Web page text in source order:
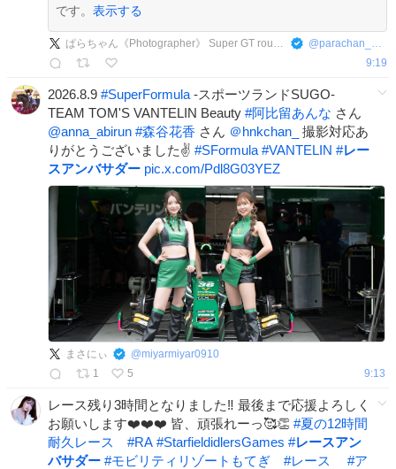
です。 表示する
ぱらちゃん《Photographer》 Super GT round4 FUJI @parachan_photo
9:19
2026.8.9 #SuperFormula -スポーツランドSUGO-
TEAM TOM'S VANTELIN Beauty #阿比留あんな さん
@anna_abirun #森谷花香 さん ＠hnkchan_
撮影対応あ
りがとうございました✌️ #SFormula #VANTELIN #レー
スアンバサダー pic.x.com/Pdl8G03YEZ
まさにぃ @miyarmiyar0910
1
5 9:13
レース残り3時間となりました‼️ 最後まで応援よろしく
お願いします❤️❤️❤️ 皆、頑張れーっ🥰👏 #夏の12時間
耐久レース
#RA #StarfieldidlersGames #レースアン
バサダー #モビリティリゾートもてぎ #レース #ア